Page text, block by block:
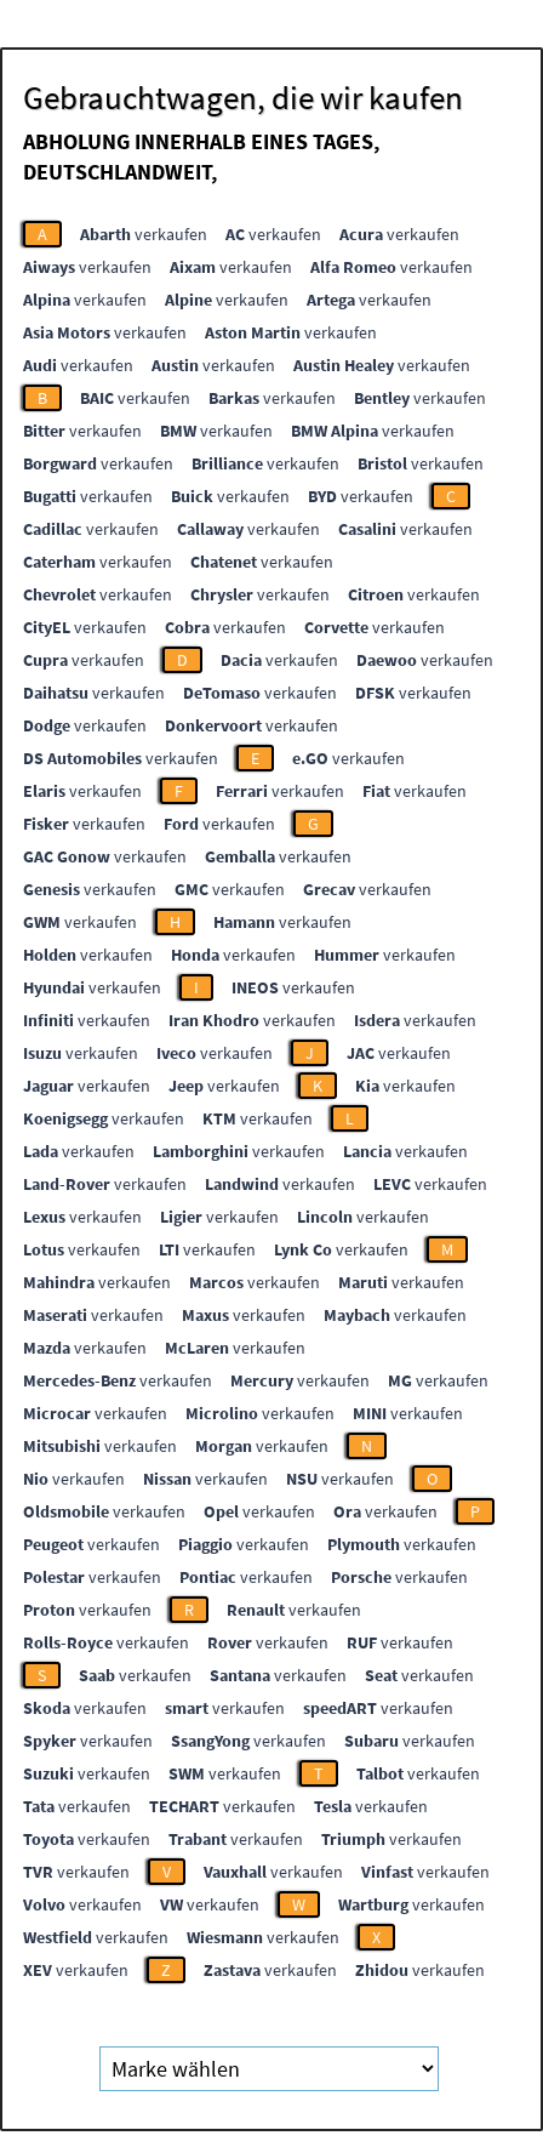
Gebrauchtwagen, die wir kaufen
ABHOLUNG INNERHALB EINES TAGES,
DEUTSCHLANDWEIT,
A Abarthverkaufen ACverkaufen Acuraverkaufen
Aiwaysverkaufen Aixamverkaufen Alfa Romeoverkaufen
Alpinaverkaufen Alpineverkaufen Artegaverkaufen
Asia Motorsverkaufen Aston Martinverkaufen
Audi verkaufen Austinverkaufen Austin Healeyverkaufen
B
BAICverkaufen Barkasverkaufen Bentleyverkaufen
Bitterverkaufen BMWverkaufen BMW Alpinaverkaufen
Borgwardverkaufen Brillianceverkaufen Bristolverkaufen
Bugatti verkaufen Buickverkaufen BYDverkaufen
C
Cadillac verkaufen Callawayverkaufen Casalini verkaufen
Caterhamverkaufen Chatenetverkaufen
Chevroletverkaufen Chryslerverkaufen Citroenverkaufen
CityELverkaufen Cobraverkaufen Corvetteverkaufen
Cupraverkaufen D Daciaverkaufen Daewooverkaufen
Daihatsu verkaufen DeTomasoverkaufen DFSKverkaufen
Dodgeverkaufen Donkervoortverkaufen
DS Automobilesverkaufen E e.GO verkaufen
Elarisverkaufen F Ferrari verkaufen Fiatverkaufen
Fiskerverkaufen Fordverkaufen
G
GAC Gonowverkaufen Gemballaverkaufen
Genesisverkaufen GMCverkaufen Grecavverkaufen
GWM verkaufen H Hamannverkaufen
Holdenverkaufen Hondaverkaufen Hummerverkaufen
Hyundai verkaufen I INEOSverkaufen
Infiniti verkaufen Iran Khodroverkaufen Isderaverkaufen
Isuzu verkaufen Ivecoverkaufen J JACverkaufen
Jaguarverkaufen Jeepverkaufen K Kiaverkaufen
Koenigseggverkaufen KTM verkaufen
L
Ladaverkaufen Lamborghini verkaufen Lanciaverkaufen
Land-Roververkaufen Landwindverkaufen LEVCverkaufen
Lexusverkaufen Ligierverkaufen Lincolnverkaufen
Lotusverkaufen LTIverkaufen Lynk Coverkaufen
M
Mahindraverkaufen Marcosverkaufen Maruti verkaufen
Maserati verkaufen Maxusverkaufen Maybachverkaufen
Mazdaverkaufen McLarenverkaufen
Mercedes-Benzverkaufen Mercuryverkaufen MGverkaufen
Microcarverkaufen Microlinoverkaufen MINIverkaufen
Mitsubishi verkaufen Morganverkaufen
N
Nioverkaufen Nissanverkaufen NSUverkaufen
O
Oldsmobileverkaufen Opelverkaufen Oraverkaufen
P
Peugeotverkaufen Piaggioverkaufen Plymouthverkaufen
Polestarverkaufen Pontiac verkaufen Porscheverkaufen
Protonverkaufen R Renaultverkaufen
Rolls-Royceverkaufen Roververkaufen RUFverkaufen
S
Saabverkaufen Santanaverkaufen Seatverkaufen
Skodaverkaufen smartverkaufen speedARTverkaufen
Spykerverkaufen SsangYongverkaufen Subaru verkaufen
Suzuki verkaufen SWM verkaufen T Talbotverkaufen
Tataverkaufen TECHARTverkaufen Teslaverkaufen
Toyotaverkaufen Trabantverkaufen Triumphverkaufen
TVR verkaufen V Vauxhallverkaufen Vinfastverkaufen
Volvoverkaufen VWverkaufen W Wartburgverkaufen
Westfieldverkaufen Wiesmannverkaufen
X
XEVverkaufen Z Zastavaverkaufen Zhidou verkaufen